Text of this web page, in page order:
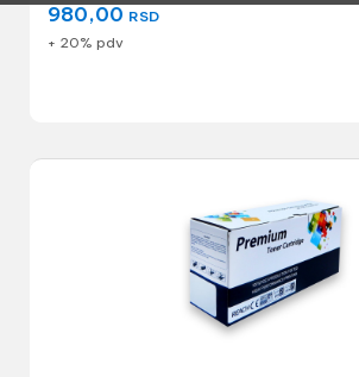
980,00 RSD
+ 20% pdv